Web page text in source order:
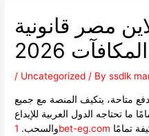
مصر قانونية
2026
/ Uncategorized / Byssdlk
يقل عن 30 طريقة دفع متاحة، يتكيف المنصة مع جميع
ما تحتاجه الدول العربية للإيداع
والسحب.1bet-eg.com